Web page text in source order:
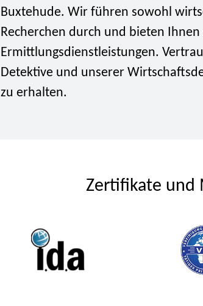
Buxtehude. Wir führen sowohl
Recherchen durch und bieten
Ermittlungsdienstleistungen.
Detektive und unserer
zu erhalten.
Zertifikate und